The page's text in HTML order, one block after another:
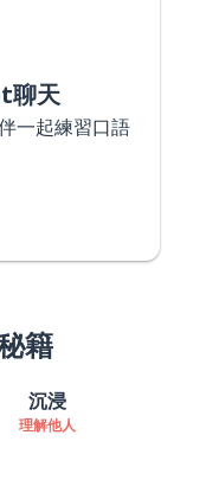
聊天
一起練習口語
籍
沉浸
理解他人